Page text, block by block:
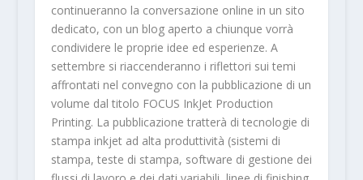
continueranno la conversazione online in un sito
dedicato, con un blog aperto a chiunque vorrà
condividere le proprie idee ed esperienze. A
settembre si riaccenderanno i riflettori sui temi
affrontati nel convegno con la pubblicazione di un
volume dal titolo FOCUS InkJet Production
Printing. La pubblicazione tratterà di tecnologie di
stampa inkjet ad alta produttività (sistemi di
stampa, teste di stampa, software di gestione dei